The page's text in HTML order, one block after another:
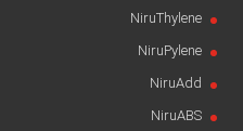
NiruThylene
NiruPylene
NiruAdd
NiruABS